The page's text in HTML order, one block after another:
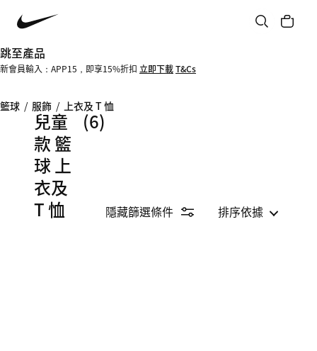
跳至產品
新會員輸入：APP15，即享15%折扣 立即下載T&Cs
籃球 / 服飾 / 上衣及 T 恤
兒童
款 籃
球 上
衣及
T 恤
(6)
隱藏篩選條件 排序依據